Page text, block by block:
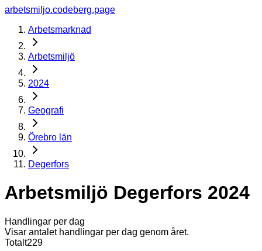
arbetsmiljo.codeberg.page
Arbetsmarknad
Arbetsmiljö
2024
Geografi
Örebro län
Degerfors
Arbetsmiljö Degerfors 2024
Handlingar per dag
Visar antalet handlingar per dag genom året.
Totalt229